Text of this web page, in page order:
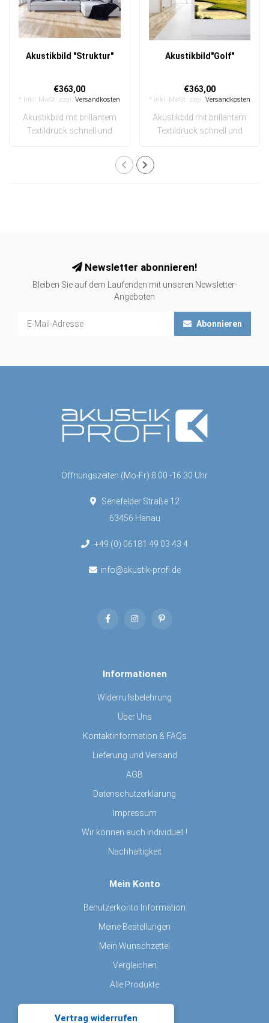
Akustikbild "Struktur"
€363,00
* Inkl. MwSt. zzgl.Versandkosten
Akustikbild mit brillantem
Textildruck schnell und
Akustikbild"Golf"
€363,00
* Inkl. MwSt. zzgl. Versandkosten
Akustikbild mit brillantem
Textildruck schnell und
Newsletter abonnieren!
Bleiben Sie auf dem Laufenden mit unseren Newsletter-
Angeboten
Abonnieren
Öffnungszeiten (Mo-Fr) 8:00 -16:30 Uhr
Senefelder Straße 12
63456 Hanau
+49 (0) 06181 49 03 43 4
info@akustik-profi.de
Informationen
Widerrufsbelehrung
Über Uns
Kontaktinformation & FAQs
Lieferung und Versand
AGB
Datenschutzerklärung
Impressum
Wir können auch individuell !
Nachhaltigkeit
Mein Konto
Benutzerkonto Information
Meine Bestellungen
Mein Wunschzettel
Vergleichen
Alle Produkte
Vertrag widerrufen